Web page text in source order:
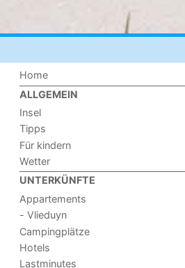
Home
ALLGEMEIN
Insel
Tipps
Für kindern
Wetter
UNTERKÜNFTE
Appartements
- Vlieduyn
Campingplätze
Hotels
Lastminutes